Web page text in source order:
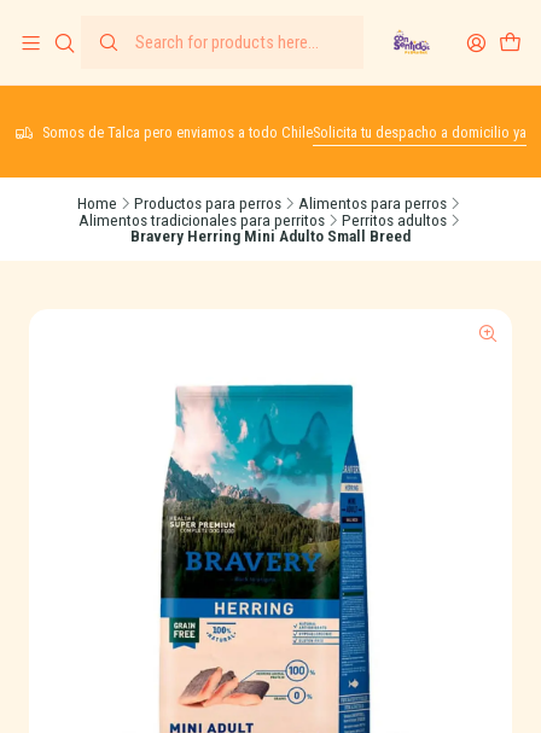
Somos de Talca pero enviamos a todo ChileSolicita tu despacho a domicilio ya
Home Productos para perros
Alimentos para perros
Alimentos tradicionales para perritos
Perritos adultos
Bravery Herring Mini Adulto Small Breed